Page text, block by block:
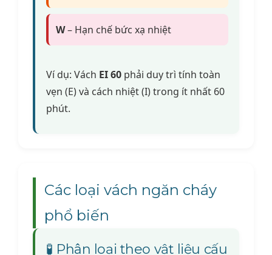
W– Hạn chế bức xạ nhiệt
Ví dụ: Vách EI 60 phải duy trì tính toàn
vẹn (E) và cách nhiệt (I) trong ít nhất 60
phút.
Các loại vách ngăn cháy
phổ biến
🧪 Phân loại theo vật liệu cấu